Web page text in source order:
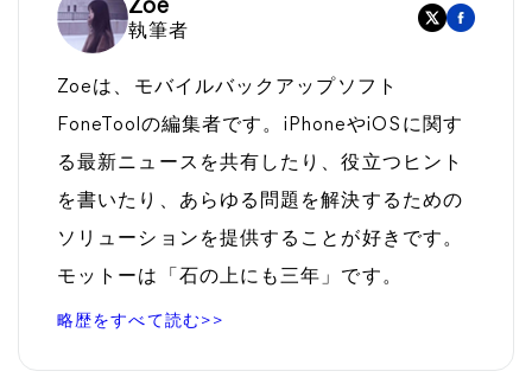
Zoe
執筆者
Zoeは、モバイルバックアップソフト
FoneToolの編集者です。iPhoneやiOSに関す
る最新ニュースを共有したり、役立つヒント
を書いたり、あらゆる問題を解決するための
ソリューションを提供することが好きです。
モットーは「石の上にも三年」です。
略歴をすべて読む>>